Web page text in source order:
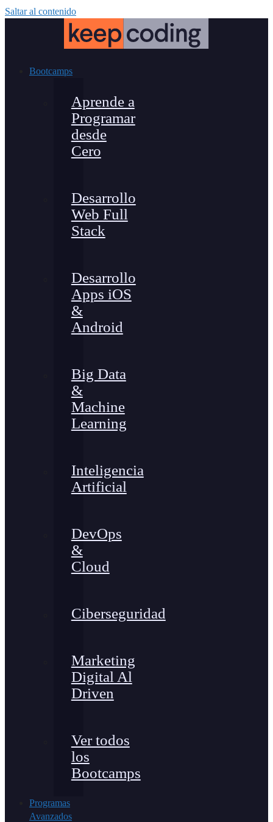
Saltar al contenido
Bootcamps
Aprende a
Programar
desde
Cero
Desarrollo
Web Full
Stack
Desarrollo
Apps iOS
&
Android
Big Data
&
Machine
Learning
Inteligencia
Artificial
DevOps
&
Cloud
Ciberseguridad
Marketing
Digital Al
Driven
Ver todos
los
Bootcamps
Programas
Avanzados